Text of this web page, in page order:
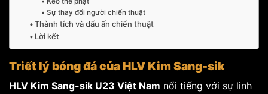
Sự thay đổi người chiến thuật
Thành tích và dấu ấn chiến thuật
Lời kết
Triết lý bóng đá của HLV Kim Sang-sik
HLV Kim Sang-sik U23 Việt Nam nổi tiếng với sự linh